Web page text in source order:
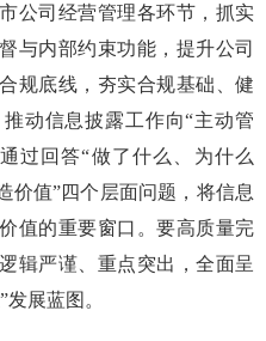
公司经营管理各环节，抓实
与内部约束功能，提升公司
规底线，夯实合规基础、健
动信息披露工作向“主动管
过回答“做了什么、为什么
价值”四个层面问题，将信息
值的重要窗口。要高质量完
辑严谨、重点突出，全面呈
展蓝图。